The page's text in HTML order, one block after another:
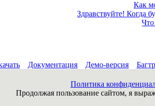
Как
Здравствуйте! Когда
Документация Демо-версия
Политика
Продолжая пользование сайтом, я